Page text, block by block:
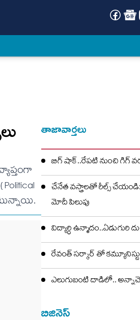
తాజావార్తలు
బిగ్ షాక్..రేపటి నుంచి గిగ్
చేనేత వస్త్రాలతో రీల్స్
మోదీ పిలుపు
విద్యార్ధి ఉన్మాదం..ఏడుగురి
రేవంత్ సర్కార్ తో
ఎలుగుబంటి దాడిలో..
బిజినెస్